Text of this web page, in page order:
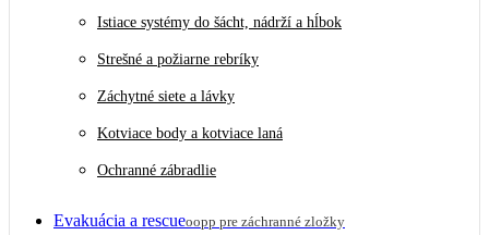
Istiace systémy do šácht, nádrží a hĺbok
Strešné a požiarne rebríky
Záchytné siete a lávky
Kotviace body a kotviace laná
Ochranné zábradlie
Evakuácia a rescueoopp pre záchranné zložky